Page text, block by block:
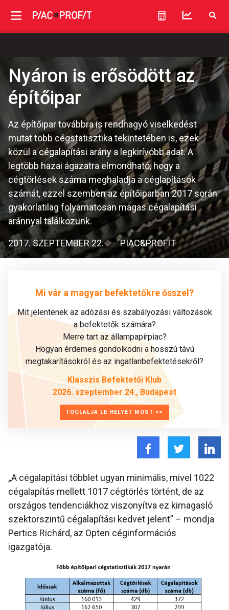
Nyáron is erősödött az
építőipar
Az építőipar továbbra is rendhagyó viselkedést
mutat több cégstatisztika tekintetében is, ezek
közül a cégalapítási arány a legkirívóbb adat. A
legtöbb hazai ágazatra elmondható, hogy a
cégtörlések száma meghaladja a céglapítások
számát, ezzel szemben az építőiparban 2017 során
gyakorlatilag folyamatosan magas cégalapítási
aránnyal találkozunk.
2017. SZEPTEMBER 22. PIAC&PROFIT
Mi vár a magyar befektetőkre ősszel?
Mit jelentenek az adózási és szabályozási változások
a befektetők számára?
Merre tart az állampapírpiac?
Hogyan érdemes gondolkodni a hosszú távú
megtakarításokról és az ingatlanbefektetésekről?
Klasszis Befektetői Klub
2026. szeptember 24., Budapest
FOGLALJA LE HELYÉT MOST >>
„A cégalapítási többlet ugyan minimális, mivel 1022
cégalapítás mellett 1017 cégtörlés történt, de az
országos tendenciákhoz viszonyítva ez kimagasló
szektorszintű cégalapítási kedvet jelent” – mondja
Pertics Richárd, az Opten céginformációs
igazgatója.